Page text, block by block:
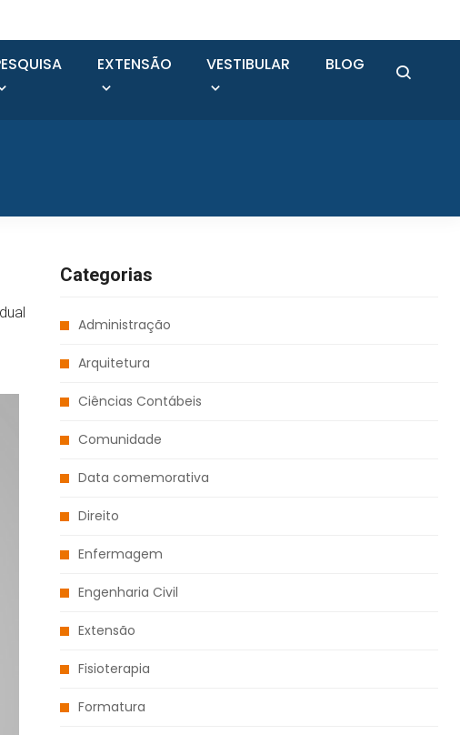
EXTENSÃO VESTIBULAR BLOG
Categorias
Administração
Arquitetura
Ciências Contábeis
Comunidade
Data comemorativa
Direito
Enfermagem
Engenharia Civil
Extensão
Fisioterapia
Formatura